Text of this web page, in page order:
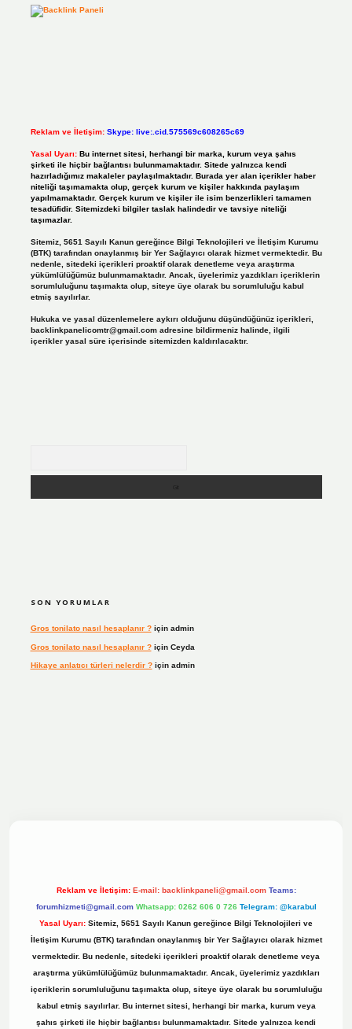
Reklam ve İletişim: Skype: live:.cid.575569c608265c69
Yasal Uyarı: Bu internet sitesi, herhangi bir marka, kurum veya şahıs
şirketi ile hiçbir bağlantısı bulunmamaktadır. Sitede yalnızca kendi
hazırladığımız makaleler paylaşılmaktadır. Burada yer alan içerikler haber
niteliği taşımamakta olup, gerçek kurum ve kişiler hakkında paylaşım
yapılmamaktadır. Gerçek kurum ve kişiler ile isim benzerlikleri tamamen
tesadüfidir. Sitemizdeki bilgiler taslak halindedir ve tavsiye niteliği
taşımazlar.
Sitemiz, 5651 Sayılı Kanun gereğince Bilgi Teknolojileri ve İletişim Kurumu
(BTK) tarafından onaylanmış bir Yer Sağlayıcı olarak hizmet vermektedir. Bu
nedenle, sitedeki içerikleri proaktif olarak denetleme veya araştırma
yükümlülüğümüz bulunmamaktadır. Ancak, üyelerimiz yazdıkları içeriklerin
sorumluluğunu taşımakta olup, siteye üye olarak bu sorumluluğu kabul
etmiş sayılırlar.
Hukuka ve yasal düzenlemelere aykırı olduğunu düşündüğünüz içerikleri,
backlinkpanelicomtr@gmail.comadresine bildirmeniz halinde, ilgili
içerikler yasal süre içerisinde sitemizden kaldırılacaktır.
SON YORUMLAR
Gros tonilato nasıl hesaplanır ?için admin
Gros tonilato nasıl hesaplanır ?için Ceyda
Hikaye anlatıcı türleri nelerdir ?için admin
Reklam ve İletişim: E-mail: backlinkpaneli@gmail.com Teams:
forumhizmeti@gmail.com Whatsapp: 0262 606 0 726 Telegram: @karabul
Yasal Uyarı: Sitemiz, 5651 Sayılı Kanun gereğince Bilgi Teknolojileri ve
İletişim Kurumu (BTK) tarafından onaylanmış bir Yer Sağlayıcı olarak hizmet
vermektedir. Bu nedenle, sitedeki içerikleri proaktif olarak denetleme veya
araştırma yükümlülüğümüz bulunmamaktadır. Ancak, üyelerimiz yazdıkları
içeriklerin sorumluluğunu taşımakta olup, siteye üye olarak bu sorumluluğu
kabul etmiş sayılırlar. Bu internet sitesi, herhangi bir marka, kurum veya
şahıs şirketi ile hiçbir bağlantısı bulunmamaktadır. Sitede yalnızca kendi